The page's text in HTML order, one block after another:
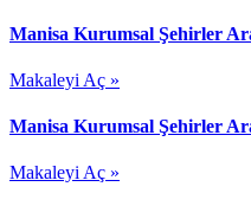
Manisa Kurumsal Şehirler
Makaleyi Aç »
Manisa Kurumsal Şehirler
Makaleyi Aç »